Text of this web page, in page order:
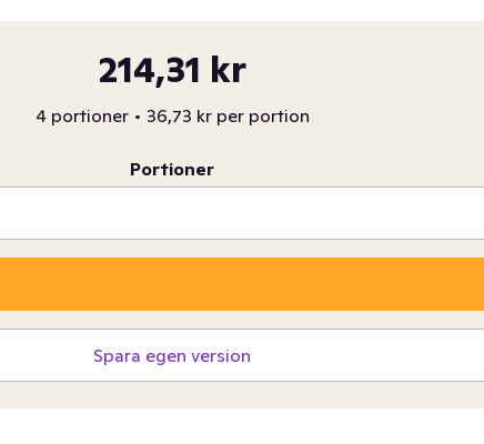
214,31 kr
4 portioner • 36,73 kr per portion
Portioner
Spara egen version